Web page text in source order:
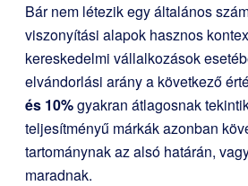
Bár nem létezik egy általános
viszonyítási alapok hasznos
kereskedelmi vállalkozások
elvándorlási arány a következő
és 10%gyakran átlagosnak
teljesítményű márkák azonban
tartománynak az alsó határán,
maradnak.